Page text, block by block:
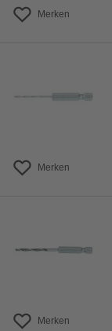
Merken
Merken
Merken